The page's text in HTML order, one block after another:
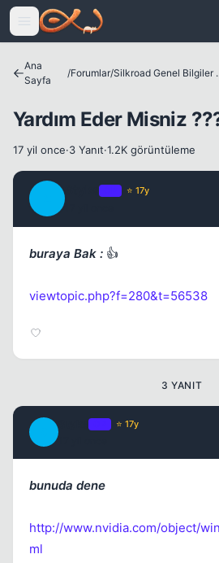
Icerige atla
Ana
Sayfa
/Forumlar/ Silkroad
Yardım Eder Misniz
17 yil once·3 Yanıt·1.2K görüntüleme
⭐ 17y
buraya Bak : 👍
viewtopic.php?f=280&t=56538
3 YANIT
⭐ 17y
bunuda dene
http://www.nvidia.com/object/
ml